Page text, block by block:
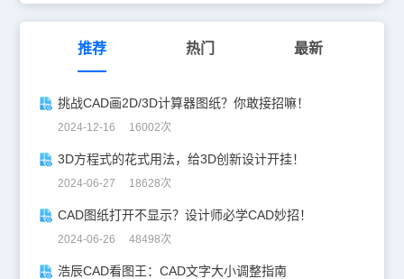
推荐 热门 最新
挑战CAD画2D/3D计算器图纸？你敢接招嘛！
2024-12-16 16002次
3D方程式的花式用法，给3D创新设计开挂！
2024-06-27 18628次
CAD图纸打开不显示？设计师必学CAD妙招！
2024-06-26 48498次
浩辰CAD看图王：CAD文字大小调整指南